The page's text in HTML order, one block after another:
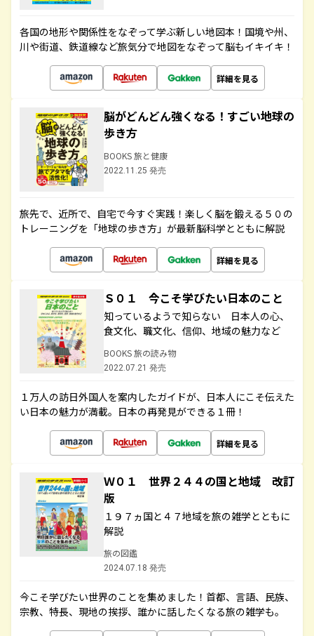
各国の地形や関係性をなぞって学ぶ新しい地図本！国境や州、
川や街道、鉄道線など旅気分で地図をなぞって脳もイキイキ！
詳細を見る
脳がどんどん強くなる！すごい地球の
歩き方
BOOKS 旅と健康
2022.11.25 発売
旅先で、近所で、自宅で今すぐ実践！楽しく脳を鍛える５０の
トレーニングを「地球の歩き方」が最新脳科学とともに解説
詳細を見る
Ｓ０１ 今こそ学びたい日本のこと
知っているようで知らない 日本人の心、
食文化、職文化、信仰、地域の魅力など
BOOKS 旅の読み物
2022.07.21 発売
１万人の訪日外国人を案内したガイドが、日本人にこそ伝えた
い日本の魅力が満載。日本の再発見ができる１冊！
詳細を見る
Ｗ０１ 世界２４４の国と地域 改訂
版
１９７ヵ国と４７地域を旅の雑学とともに
解説
旅の図鑑
2024.07.18 発売
今こそ学びたい世界のことを集めました！首都、言語、民族、
宗教、特長、現地の挨拶、誰かに話したくなる旅の雑学も。